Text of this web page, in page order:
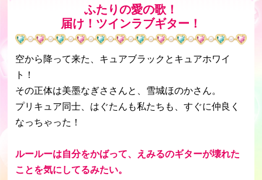
ふたりの愛の歌！
届け！ツインラブギター！
空から降って来た、キュアブラックとキュアホワイ
ト！
その正体は美墨なぎささんと、雪城ほのかさん。
プリキュア同士、はぐたんも私たちも、すぐに仲良く
なっちゃった！
ルールーは自分をかばって、えみるのギターが壊れた
ことを気にしてるみたい。